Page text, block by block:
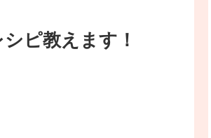
ピ教えます！